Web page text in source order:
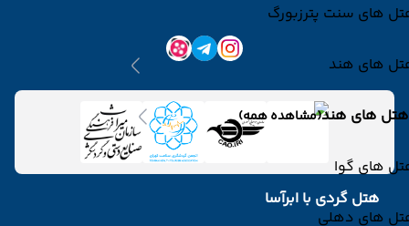
های سنت پترزبورگ
های هند
هتل های هند(مشاهده همه)
های گوا
های دهلی
هتل گردی با ابرآسا